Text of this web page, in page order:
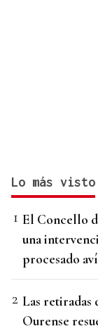
Lo más visto
El Concello
una
procesado
Las retiradas
Ourense